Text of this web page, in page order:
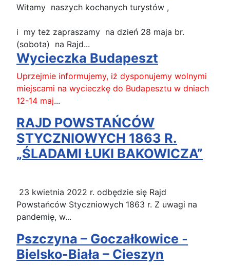
Witamy naszych kochanych turystów ,
i my też zapraszamy na dzień 28 maja br.
(sobota) na Rajd...
Wycieczka Budapeszt
Uprzejmie informujemy, iż dysponujemy wolnymi
miejscami na wycieczkę do Budapesztu w dniach
12-14 maj...
RAJD POWSTAŃCÓW
STYCZNIOWYCH 1863 R.
„ŚLADAMI ŁUKI BAKOWICZA”
23 kwietnia 2022 r. odbędzie się Rajd
Powstańców Styczniowych 1863 r. Z uwagi na
pandemię, w...
Pszczyna – Goczałkowice -
Bielsko-Biała – Cieszyn